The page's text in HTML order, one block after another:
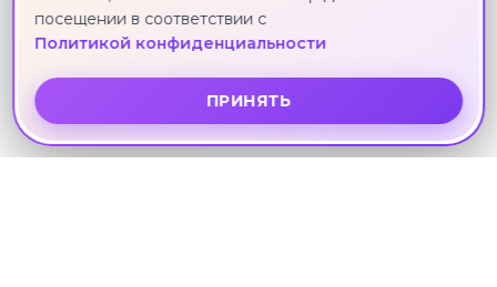
"Романтика алых парусов", тур на 5
Санкт-Петербург · 24 июня · 4 ноч.
посещении в соответствии с
Политикой конфиденциальности
ПРИНЯТЬ